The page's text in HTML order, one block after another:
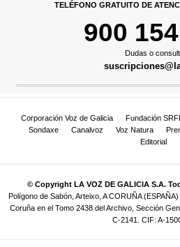
TELÉFONO GRATUITO DE
900
Dudas o
Corporación Voz de Galicia Fundación SRFL
Sondaxe
Canalvoz Voz Natura
Editorial
© Copyright LA VOZ DE GALICIA S.A.
Polígono de Sabón, Arteixo, A CORUÑA
Coruña en el Tomo 2438 del Archivo, Sección
C-2141. CIF: A-